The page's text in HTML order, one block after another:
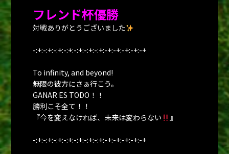
フレンド杯優勝
対戦ありがとうございました
-:+:-:+:-:+:-:+:-:+:-:+:-:+:-+:-+:-+:-+:-+
To infinity, and beyond!
無限の彼方にさぁ行こう。
GANAR ES TODO！！
勝利こそ全て！！
『今を変えなければ、未来は変わらない
』
-:+:-:+:-:+:-:+:-:+:-:+:-:+:-+:-+:-+:-+:-+